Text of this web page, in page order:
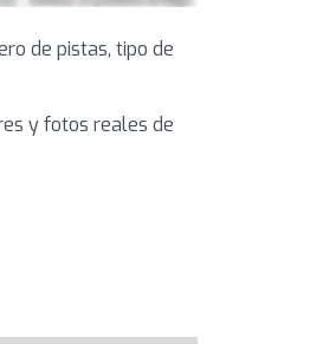
de pistas, tipo de
y fotos reales de